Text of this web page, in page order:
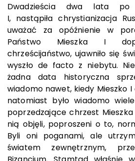
Dwadzieścia dwa lata po
I, nastąpiła chrystianizacja
uważać za opóźnienie w
Państwo Mieszka I
chrześcijaństwo, ujawniło się
wyszło de facto z niebytu.
żadna data historyczna
wiadomo nawet, kiedy Mieszko I
natomiast było wiadomo
poprzedzające chrzest
nią objęli, poproszeni o to,
Byli oni poganami, ale
światem zewnętrznym,